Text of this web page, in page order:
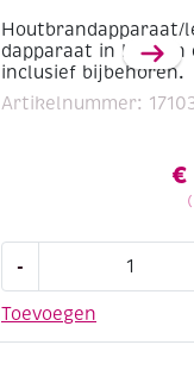
Houtbrandapparaat/
dapparaat in houten
inclusief bijbehoren.
Artikelnummer:
€
Toevoegen
-
houten